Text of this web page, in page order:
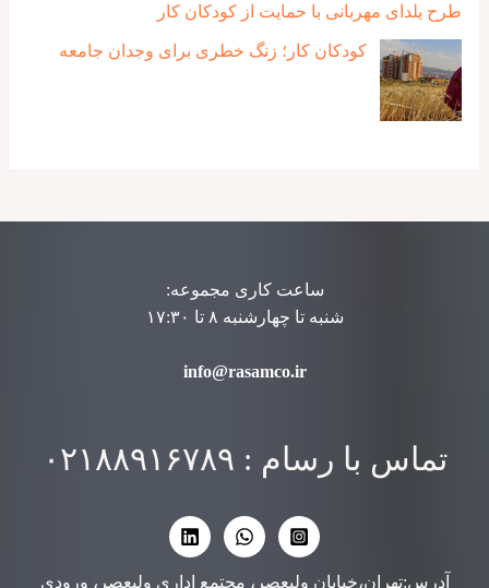
طرح یلدای مهربانی با حمایت از کودکان کار
کودکان کار؛ زنگ خطری برای وجدان جامعه
ساعت کاری مجموعه:
شنبه تا چهارشنبه ۸ تا ۱۷:۳۰
info@rasamco.ir
تماس با رسام : ۰۲۱۸۸۹۱۶۷۸۹
آدرس:تهران،خیابان ولیعصر، مجتمع اداری ولیعصر، ورودی